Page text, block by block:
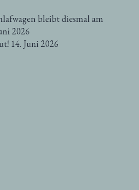
bleibt diesmal am
2026
14. Juni 2026